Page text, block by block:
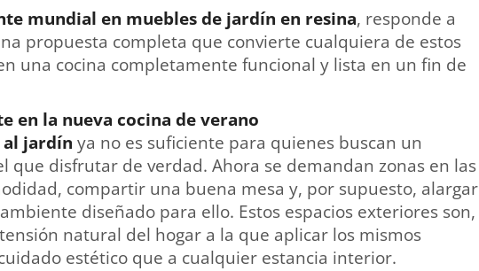
mundial en muebles de jardín en resina, responde a
propuesta completa que convierte cualquiera de estos
una cocina completamente funcional y lista en un fin de
en la nueva cocina de verano
al jardín ya no es suficiente para quienes buscan un
que disfrutar de verdad. Ahora se demandan zonas en las
compartir una buena mesa y, por supuesto, alargar
diseñado para ello. Estos espacios exteriores son,
natural del hogar a la que aplicar los mismos
estético que a cualquier estancia interior.